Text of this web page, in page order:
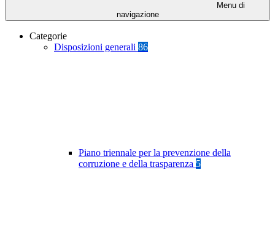
Menu di
navigazione
Categorie
Disposizioni generali 86
Piano triennale per la prevenzione della
corruzione e della trasparenza 5